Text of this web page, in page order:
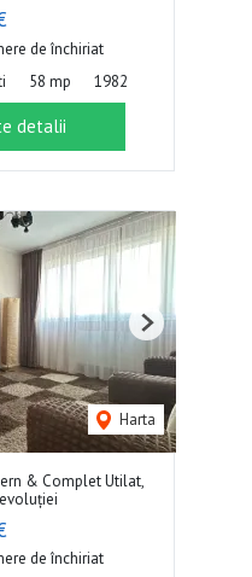
de închiriat
58 mp 1982
detalii
Harta
Next
& Complet Utilat,
de închiriat